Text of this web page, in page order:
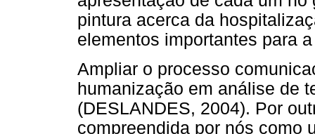
pintura acerca da
elementos importantes para
Ampliar o processo
humanização em análise de
(DESLANDES, 2004). Por
compreendida por nós como